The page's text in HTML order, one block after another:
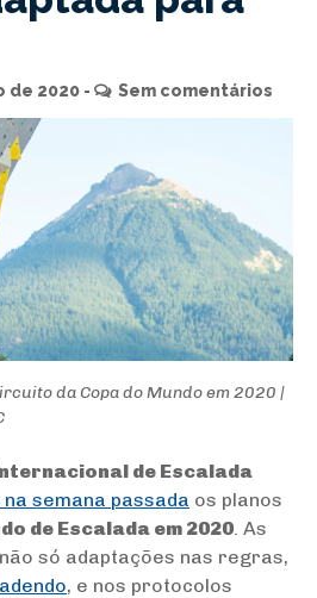
de 2020 Sem comentários
da Copa do Mundo em 2020 |
de Escalada
semana passada os planos
de Escalada em 2020. As
só adaptações nas regras,
, e nos protocolos